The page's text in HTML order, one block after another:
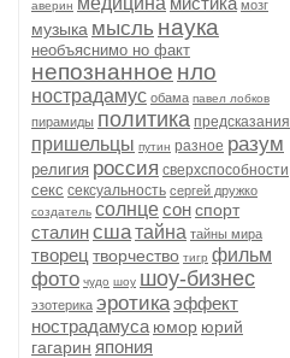
аверин
мозг
музыка мысль наука
необъяснимо но факт
непознанное нло
нострадамус обама павел лобков
пирамиды политика предсказания
пришельцы путин разное разум
религия россия сверхспособности
секс сексуальность сергей дружко
создатель солнцесонспорт
сталинсшатайна тайны мира
творец творчество тигр фильм
фото чудо шоу шоу-бизнес
эзотерика эротикаэффект
нострадамуса юмор юрий
гагарин япония